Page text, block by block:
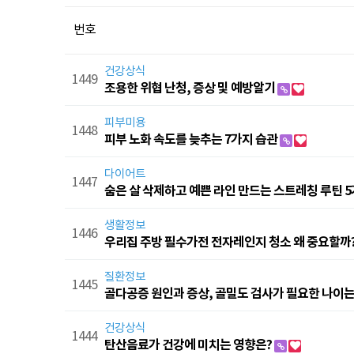
번호
1449
건강상식
조용한 위협 난청, 증상 및 예방알기
1448
피부미용
피부 노화 속도를 늦추는 7가지 습관
1447
다이어트
숨은 살 삭제하고 예쁜 라인 만드는 스트레칭 루틴 5
1446
생활정보
우리집 주방 필수가전 전자레인지 청소 왜 중요할까
1445
질환정보
골다공증 원인과 증상, 골밀도 검사가 필요한 나이
1444
건강상식
탄산음료가 건강에 미치는 영향은?